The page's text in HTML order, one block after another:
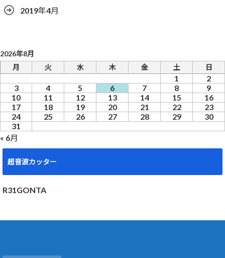
2019年4月
2026年8月
月
火 水 木 金 土 日
1
2
3
4 5 6 7 8
9
10
11 12 13 14 15
16
17
18 19 20 21 22
23
24
25 26 27 28 29
30
31
« 6月
超音波カッター
R31GONTA